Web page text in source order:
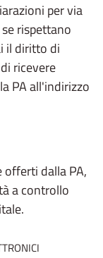
per via
rispettano
il diritto di
ricevere
PA all'indirizzo
offerti dalla PA,
a controllo